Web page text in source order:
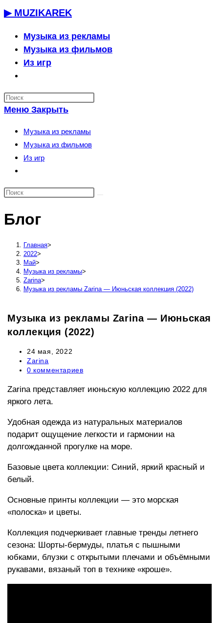
Перейти
содержимому
▶ MUZIKAREK
Музыка из рекламы
Музыка из фильмов
Из игр
по
веб-
сайту
Меню Закрыть
Музыка из рекламы
Музыка из фильмов
Из игр
по
сайту
Блог
Главная>
2022>
Май>
Музыка из рекламы>
Zarina>
Музыка из рекламы Zarina — Июньская коллекция (2022)
Музыка из рекламы Zarina — Июньская
коллекция (2022)
Запись
опубликована:
24 мая, 2022
Рубрика
записи:
Zarina
Комментарии
записи:
0 комментариев
Zarina представляет июньскую коллекцию 2022 для
яркого лета.
Удобная одежда из натуральных материалов
подарит ощущение легкости и гармонии на
долгожданной прогулке на море.
Базовые цвета коллекции: Синий, яркий красный и
белый.
Основные принты коллекции — это морская
«полоска» и цветы.
Коллекция подчеркивает главные тренды летнего
сезона: Шорты-бермуды, платья с пышными
юбками, блузки с открытыми плечами и объёмными
рукавами, вязаный топ в технике «кроше».